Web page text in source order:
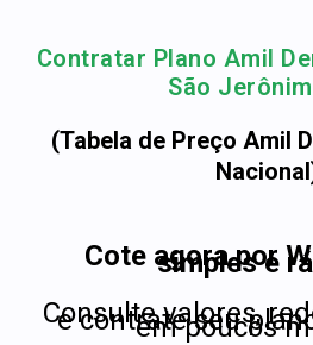
Contratar Plano Amil
São
(Tabela de Preço Amil
Cote agora por
simples e
Consulte valores,
e contrate seu
em poucos